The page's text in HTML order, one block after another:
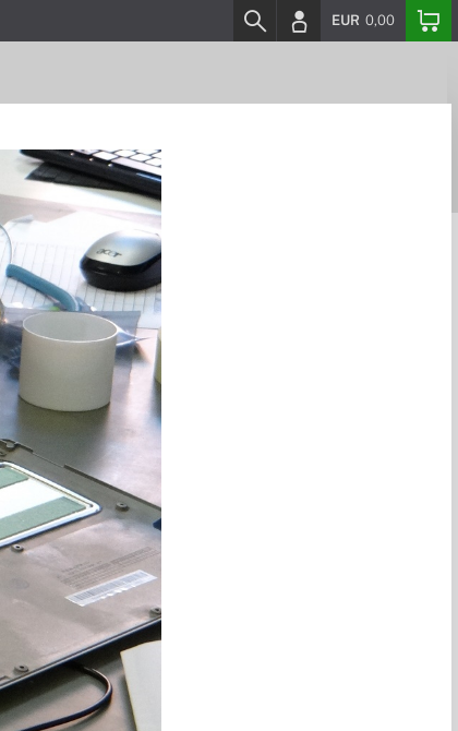
EUR 0,00